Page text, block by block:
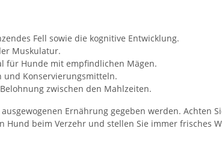
Fell sowie die kognitive Entwicklung.
Muskulatur.
für Hunde mit empfindlichen Mägen.
und Konservierungsmitteln.
zwischen den Mahlzeiten.
Ernährung gegeben werden. Achten
beim Verzehr und stellen Sie immer frisches